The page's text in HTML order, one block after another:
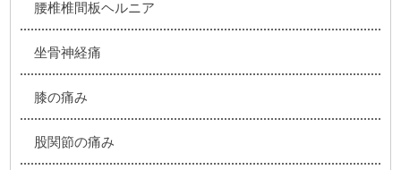
腰椎椎間板ヘルニア
坐骨神経痛
膝の痛み
股関節の痛み